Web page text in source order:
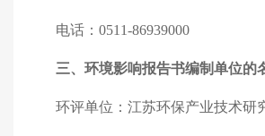
电话： 0511-86939000
三、环境影响报告书编制单位的
环评单位：江苏环保产业技术研